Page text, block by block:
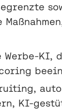
KI,
KI-